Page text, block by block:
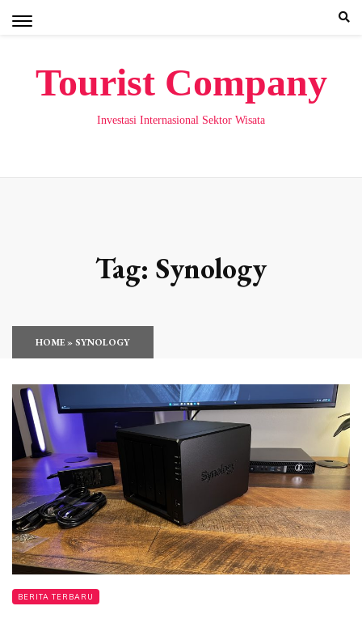
Tourist Company
Investasi Internasional Sektor Wisata
Tag: Synology
HOME»SYNOLOGY
BERITA TERBARU